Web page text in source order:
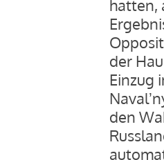
hatten,
der
Einzug
den